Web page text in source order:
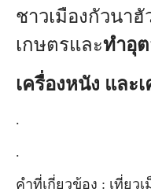
ชาวเมืองกัวนา
เกษตรและทำอุ
เครื่องหนัง และ
.
.
คำที่เกี่ยวข้อง : เที่ยว